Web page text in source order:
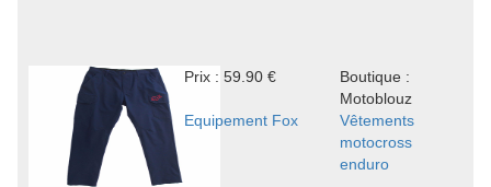
Prix : 59.90 €
Boutique :
Motoblouz
Equipement Fox
Vêtements
motocross
enduro